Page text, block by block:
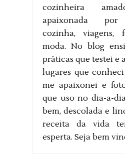
cozinheira
apaixonada por
cozinha, viagens,
moda. No blog
práticas que testei e
lugares que
me apaixonei e
que uso no dia-a-
bem, descolada e
receita da vida
esperta. Seja bem